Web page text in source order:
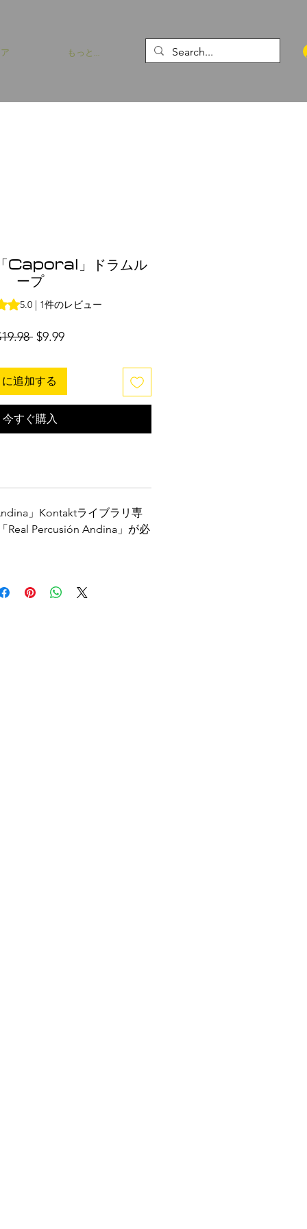
もっと…
Caporal」ドラムル
ープ
のレビューに基づき、5つ星中5.0です。
5.0 | 1件のレビュー
通
価
格
$9.99セ
ル
格
追加する
今すぐ購入
」Kontaktライブラリ専
Real Percusión Andina」が必